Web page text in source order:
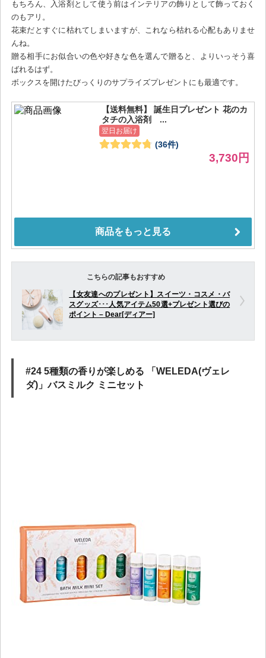
もちろん、入浴剤として使う前はインテリアの飾りとして飾っておく
のもアリ。
花束だとすぐに枯れてしまいますが、これなら枯れる心配もありませ
んね。
贈る相手にお似合いの色や好きな色を選んで贈ると、よりいっそう喜
ばれるはず。
ボックスを開けたびっくりのサプライズプレゼントにも最適です。
こちらの記事もおすすめ
【女友達へのプレゼント】スイーツ・コスメ・バ
スグッズ･･･人気アイテム50選+プレゼント選びの
ポイント – Dear[ディアー]
#24 5種類の香りが楽しめる 「WELEDA(ヴェレ
ダ)」バスミルク ミニセット